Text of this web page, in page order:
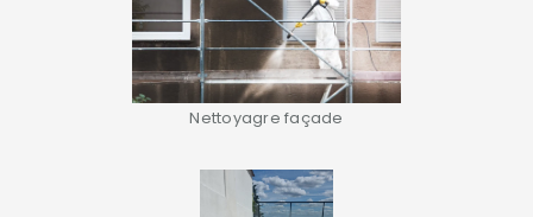
Nettoyagre façade